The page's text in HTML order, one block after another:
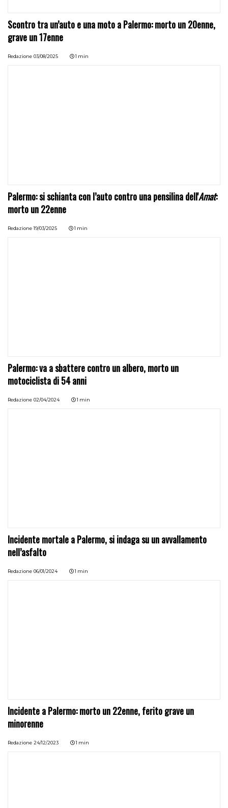
Scontro tra un’auto e una moto a Palermo: morto un 20enne,
grave un 17enne
Redazione 03/08/2025 1 min
Palermo: si schianta con l’auto contro una pensilina dell'Amat:
morto un 22enne
Redazione 19/03/2025 1 min
Palermo: va a sbattere contro un albero, morto un
motociclista di 54 anni
Redazione 02/04/2024 1 min
Incidente mortale a Palermo, si indaga su un avvallamento
nell’asfalto
Redazione 06/01/2024 1 min
Incidente a Palermo: morto un 22enne, ferito grave un
minorenne
Redazione 24/12/2023 1 min